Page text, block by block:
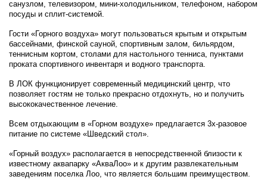
санузлом, телевизором, мини-холодильником, телефоном, набором
посуды и сплит-системой.
Гости «Горного воздуха» могут пользоваться крытым и открытым
бассейнами, финской сауной, спортивным залом, бильярдом,
теннисным кортом, столами для настольного тенниса, пунктами
проката спортивного инвентаря и водного транспорта.
В ЛОК функционирует современный медицинский центр, что
позволяет гостям не только прекрасно отдохнуть, но и получить
высококачественное лечение.
Всем отдыхающим в «Горном воздухе» предлагается 3х-разовое
питание по системе «Шведский стол».
«Горный воздух» располагается в непосредственной близости к
известному аквапарку «АкваЛоо» и к другим развлекательным
заведениям поселка Лоо, что является большим преимуществом.